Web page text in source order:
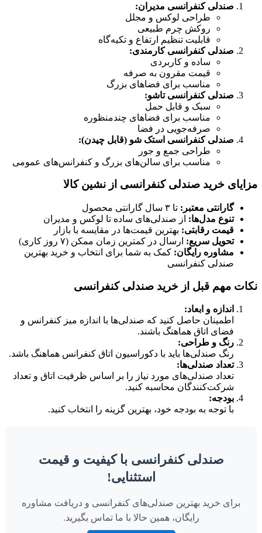
صندلی کنفرانسی مدیران:
طراحی لوکس و مجلل
روکش چرم طبیعی
قابلیت تنظیم ارتفاع و تکیه‌گاه
صندلی کنفرانسی کارمندی:
ساده و کاربردی
قیمت مقرون به صرفه
مناسب برای فضاهای بزرگ
صندلی کنفرانسی تاشو:
سبک و قابل حمل
مناسب برای فضاهای چندمنظوره
صرفه‌جویی در فضا
صندلی کنفرانسی استک شو (قابل چیدن):
طراحی جمع و جور
مناسب برای سالن‌های بزرگ و کنفرانس‌های عمومی
مزایای خرید صندلی کنفرانسی از نشین کالا
گارانتی معتبر: تا ۳ سال گارانتی محصول
تنوع مدل‌ها: از صندلی‌های ساده تا لوکس و مدیران
قیمت رقابتی: بهترین قیمت‌ها در مقایسه با بازار
تحویل سریع: ارسال در کمترین زمان ممکن (۷ روز کاری)
مشاوره رایگان: کمک به شما برای انتخاب و خرید بهترین
صندلی کنفرانسی
نکات مهم قبل از خرید صندلی کنفرانسی
اندازه و ابعاد:
اطمینان حاصل کنید که صندلی‌ها با اندازه میز کنفرانس و
فضای اتاق هماهنگ باشند.
رنگ و طراحی:
رنگ صندلی‌ها باید با دکوراسیون اتاق کنفرانس هماهنگ باشد.
تعداد صندلی‌ها:
تعداد صندلی‌های مورد نیاز را بر اساس ظرفیت اتاق و تعداد
شرکت‌کنندگان محاسبه کنید.
بودجه:
با توجه به بودجه خود، بهترین گزینه را انتخاب کنید.
صندلی کنفرانسی با کیفیت و قیمت
استثنایی!
برای خرید بهترین صندلی‌های کنفرانسی و دریافت مشاوره
رایگان، همین حالا با ما تماس بگیرید.